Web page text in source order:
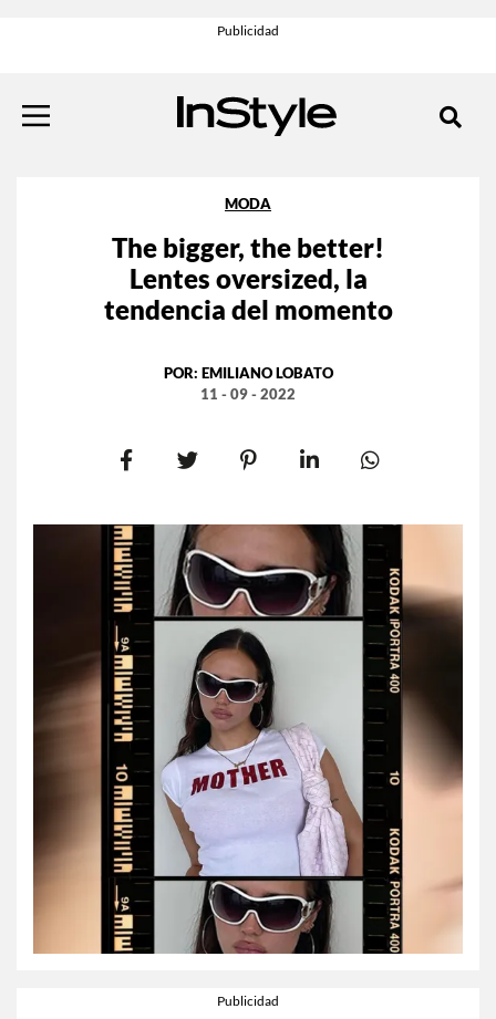
MODA
The bigger, the better!
Lentes oversized, la
tendencia del momento
POR: EMILIANO LOBATO
11 - 09 - 2022